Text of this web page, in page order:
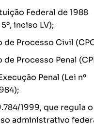
Federal de 1988
inciso LV);
de Processo Civil
de Processo Penal
Penal (Lei nº
1999, que regula o
administrativo